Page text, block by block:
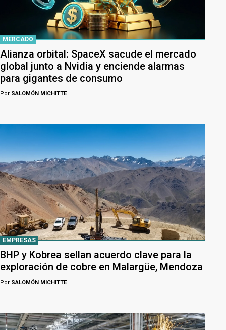
MERCADO
Alianza orbital: SpaceX sacude el mercado
global junto a Nvidia y enciende alarmas
para gigantes de consumo
Por SALOMÓN MICHITTE
EMPRESAS
BHP y Kobrea sellan acuerdo clave para la
exploración de cobre en Malargüe, Mendoza
Por SALOMÓN MICHITTE